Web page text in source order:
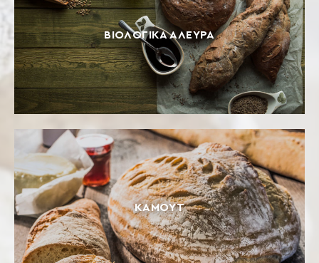
ΒΙΟΛΟΓΙΚΆ ΆΛΕΥΡΑ
ΚΑΜΟΎΤ